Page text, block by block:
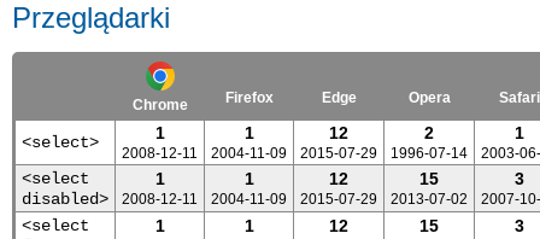
Przeglądarki
Chrome Firefox Edge Opera Safari
<select> 1
2008-12-11
1
2004-11-09
12
2015-07-29
2
1996-07-14
1
2003-
<select
disabled>
1
2008-12-11
1
2004-11-09
12
2015-07-29
15
2013-07-02
3
2007-
<select
1 1 12 15 3